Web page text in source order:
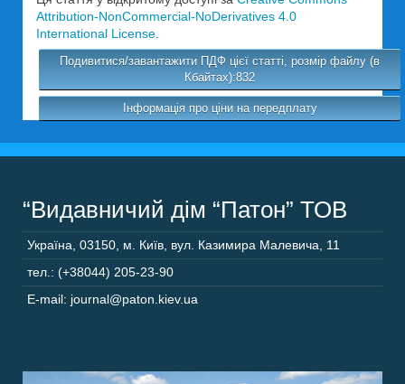
Attribution-NonCommercial-NoDerivatives 4.0
International License.
Подивитися/завантажити ПДФ цієї статті, розмір файлу (в
Кбайтах):832
Інформація про ціни на передплату
“Видавничий дім “Патон” ТОВ
Україна, 03150, м. Київ, вул. Казимира Малевича, 11
тел.: (+38044) 205-23-90
E-mail: journal@paton.kiev.ua